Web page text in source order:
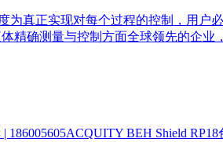
为真正实现对每个过程的控制，用
精确测量与控制方面全球领先的企业
186005605ACQUITY BEH Shield